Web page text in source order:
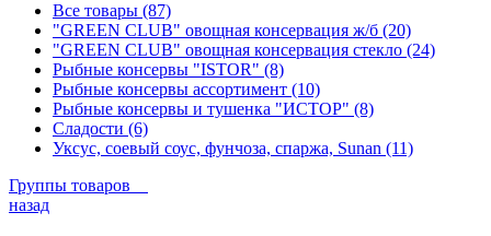
Все товары (87)
"GREEN CLUB" овощная консервация ж/б (20)
"GREEN CLUB" овощная консервация стекло (24)
Рыбные консервы "ISTOR" (8)
Рыбные консервы ассортимент (10)
Рыбные консервы и тушенка "ИСТОР" (8)
Сладости (6)
Уксус, соевый соус, фунчоза, спаржа, Sunan (11)
Группы товаров
назад